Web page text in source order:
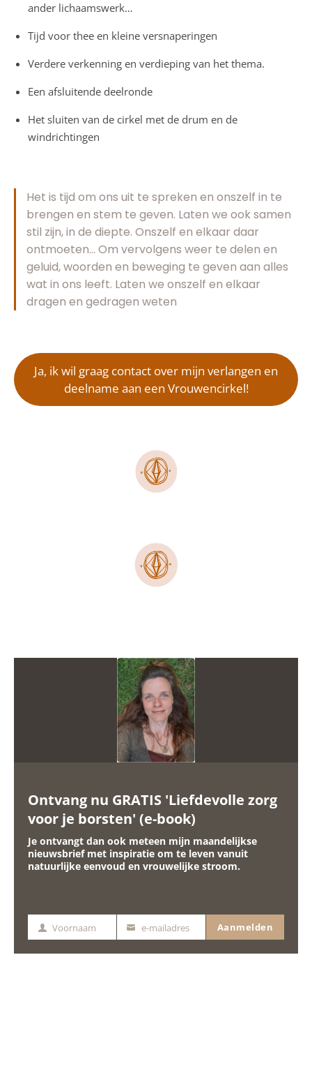
ander lichaamswerk…
Tijd voor thee en kleine versnaperingen
Verdere verkenning en verdieping van het thema.
Een afsluitende deelronde
Het sluiten van de cirkel met de drum en de
windrichtingen
Het is tijd om ons uit te spreken en onszelf in te
brengen en stem te geven. Laten we ook samen
stil zijn, in de diepte. Onszelf en elkaar daar
ontmoeten… Om vervolgens weer te delen en
geluid, woorden en beweging te geven aan alles
wat in ons leeft. Laten we onszelf en elkaar
dragen en gedragen weten
Ja, ik wil graag contact over mijn verlangen en
deelname aan een Vrouwencirkel!
Ontvang nu GRATIS 'Liefdevolle zorg
voor je borsten' (e-book)
Je ontvangt dan ook meteen mijn maandelijkse
nieuwsbrief met inspiratie om te leven vanuit
natuurlijke eenvoud en vrouwelijke stroom.
Voornaam
Voornaam
mailadres
e-mailadres Aanmelden